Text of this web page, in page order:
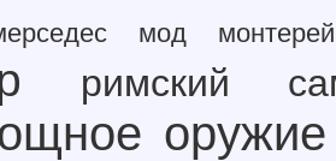
мод монтерей
римский
оружие